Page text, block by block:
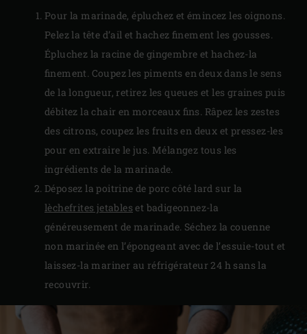
Pour la marinade, épluchez et émincez les oignons.
Pelez la tête d’ail et hachez finement les gousses.
Épluchez la racine de gingembre et hachez-la
finement. Coupez les piments en deux dans le sens
de la longueur, retirez les queues et les graines puis
débitez la chair en morceaux fins. Râpez les zestes
des citrons, coupez les fruits en deux et pressez-les
pour en extraire le jus. Mélangez tous les
ingrédients de la marinade.
Déposez la poitrine de porc côté lard sur la
lèchefrites jetables et badigeonnez-la
généreusement de marinade. Séchez la couenne
non marinée en l’épongeant avec de l’essuie-tout et
laissez-la mariner au réfrigérateur 24 h sans la
recouvrir.